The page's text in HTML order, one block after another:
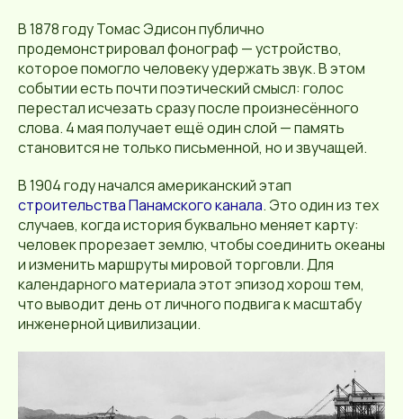
В 1878 году Томас Эдисон публично
продемонстрировал фонограф — устройство,
которое помогло человеку удержать звук. В этом
событии есть почти поэтический смысл: голос
перестал исчезать сразу после произнесённого
слова. 4 мая получает ещё один слой — память
становится не только письменной, но и звучащей.
В 1904 году начался американский этап
строительства Панамского канала. Это один из тех
случаев, когда история буквально меняет карту:
человек прорезает землю, чтобы соединить океаны
и изменить маршруты мировой торговли. Для
календарного материала этот эпизод хорош тем,
что выводит день от личного подвига к масштабу
инженерной цивилизации.